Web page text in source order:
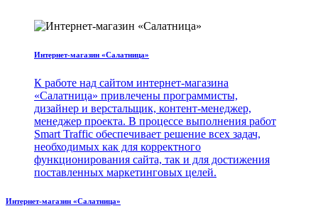
Интернет-магазин «Салатница»
К работе над сайтом интернет-магазина
«Салатница» привлечены программисты,
дизайнер и верстальщик, контент-менеджер,
менеджер проекта. В процессе выполнения работ
Smart Traffic обеспечивает решение всех задач,
необходимых как для корректного
функционирования сайта, так и для достижения
поставленных маркетинговых целей.
Интернет-магазин «Салатница»